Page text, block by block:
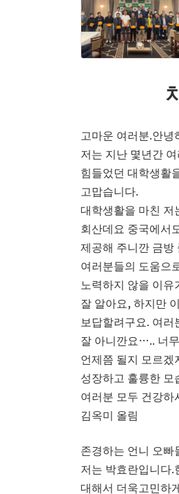
고마운 여러분.안녕
저는 지난 몇년간
힘들었던 대학생활
고맙습니다.
대학생활을 마친 저
회산데요 중국에서
제공해 주니깐 금
여러분들의 도움으
노력하지 않을 이
잘 알아요, 하지만
보답할려구요. 여
잘 아니깐요….. 너
언제쯤 될지 모르
성장하고 훌륭한
여러분 모두 건강
김옥미 올림
존경하는 언니 오빠
저는 박효란입니다
대해서 더욱고민하